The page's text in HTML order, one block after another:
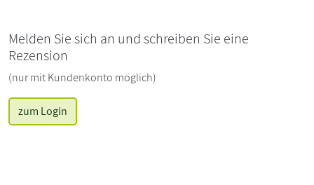
Melden Sie sich an und schreiben Sie eine
Rezension
(nur mit Kundenkonto möglich)
zum Login